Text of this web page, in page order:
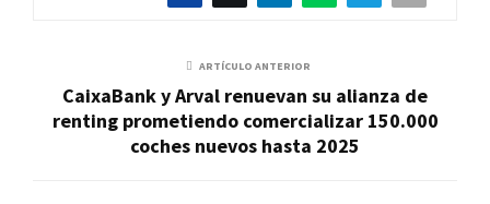
ARTÍCULO ANTERIOR
CaixaBank y Arval renuevan su alianza de
renting prometiendo comercializar 150.000
coches nuevos hasta 2025